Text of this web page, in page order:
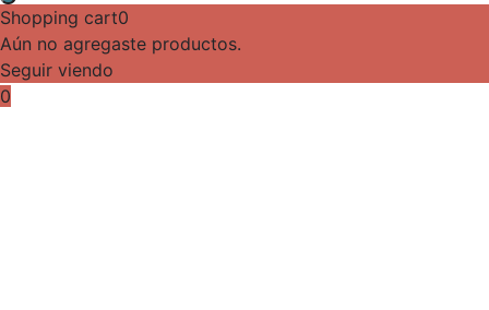
Shopping cart0
Aún no agregaste productos.
Seguir viendo
0